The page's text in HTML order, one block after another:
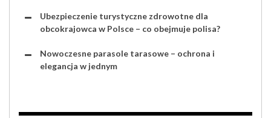
Ubezpieczenie turystyczne zdrowotne dla
obcokrajowca w Polsce – co obejmuje polisa?
Nowoczesne parasole tarasowe – ochrona i
elegancja w jednym